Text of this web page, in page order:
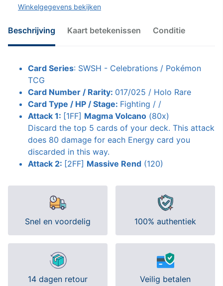
Winkelgegevens bekijken
Beschrijving Kaart betekenissen Conditie
Card Series: SWSH - Celebrations / Pokémon
TCG
Card Number / Rarity: 017/025 / Holo Rare
Card Type / HP / Stage: Fighting / /
Attack 1: [1FF] Magma Volcano (80x)
Discard the top 5 cards of your deck. This attack
does 80 damage for each Energy card you
discarded in this way.
Attack 2: [2FF] Massive Rend (120)
Snel en voordelig 100% authentiek
14 dagen retour Veilig betalen